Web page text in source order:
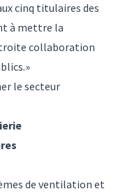
cinq titulaires des
à mettre la
collaboration
le secteur
de ventilation et